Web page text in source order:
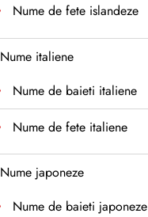
Nume de fete islandeze
Nume italiene
Nume de baieti italiene
Nume de fete italiene
Nume japoneze
Nume de baieti japoneze